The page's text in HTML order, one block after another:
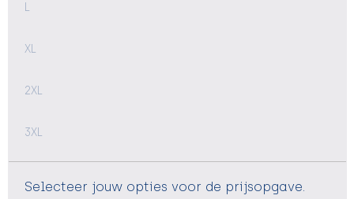
L
XL
2XL
3XL
Selecteer jouw opties voor de prijsopgave.